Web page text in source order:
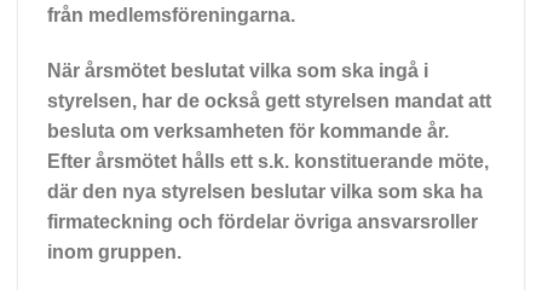
från medlemsföreningarna.
När årsmötet beslutat vilka som ska ingå i
styrelsen, har de också gett styrelsen mandat att
besluta om verksamheten för kommande år.
Efter årsmötet hålls ett s.k. konstituerande möte,
där den nya styrelsen beslutar vilka som ska ha
firmateckning och fördelar övriga ansvarsroller
inom gruppen.